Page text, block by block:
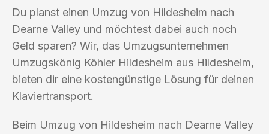
Du planst einen Umzug von Hildesheim nach
Dearne Valley und möchtest dabei auch noch
Geld sparen? Wir, das Umzugsunternehmen
Umzugskönig Köhler Hildesheim aus Hildesheim,
bieten dir eine kostengünstige Lösung für deinen
Klaviertransport.
Beim Umzug von Hildesheim nach Dearne Valley